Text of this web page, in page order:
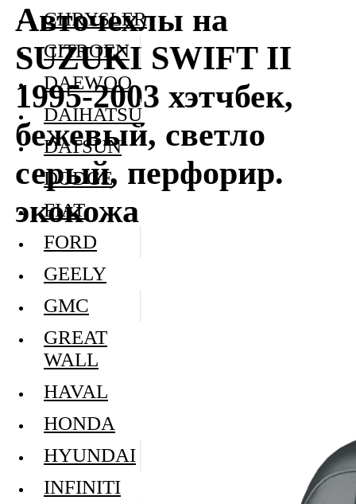
Авточехлы на
SUZUKI SWIFT II
1995-2003 хэтчбек,
бежевый, светло
серый, перфорир.
экокожа
CHRYSLER
CITROEN
DAEWOO
DAIHATSU
DATSUN
DODGE
FIAT
FORD
GEELY
GMC
GREAT
WALL
HAVAL
HONDA
HYUNDAI
INFINITI